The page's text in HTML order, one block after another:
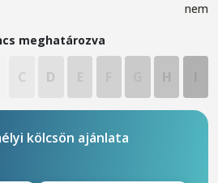
nem
meghatározva
C D
kölcsön ajánlata